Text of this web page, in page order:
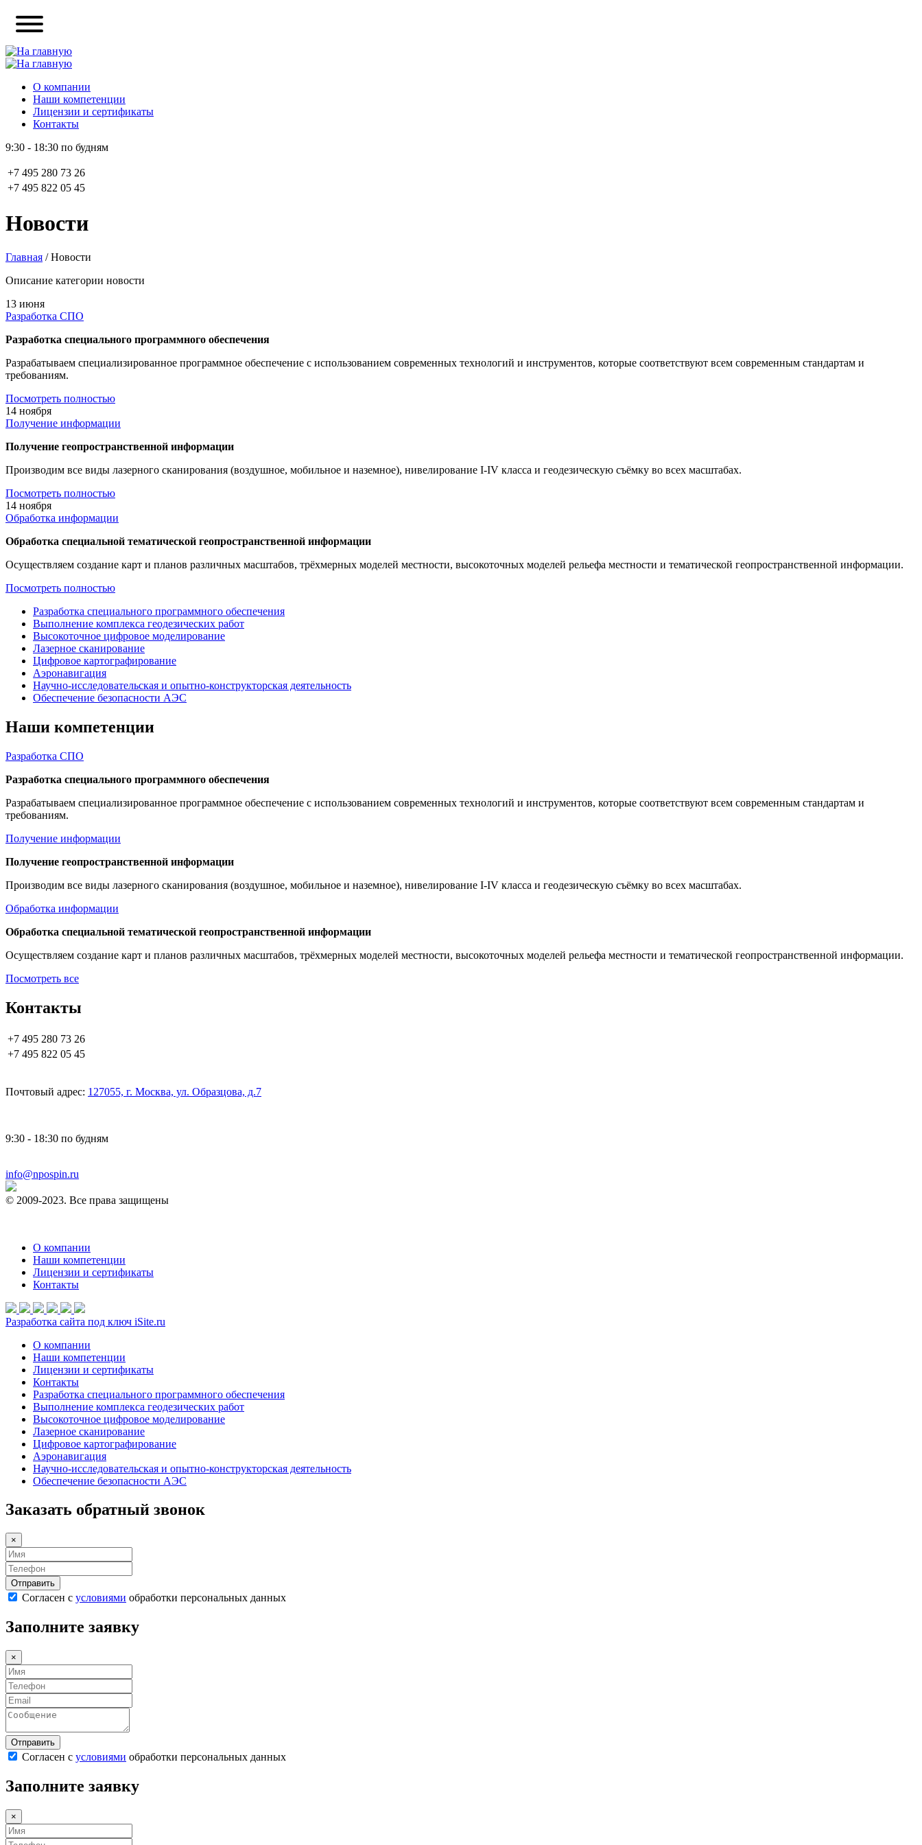
О компании
Наши компетенции
Лицензии и сертификаты
Контакты
9:30 - 18:30 по будням
+7 495 280 73 26
+7 495 822 05 45
Новости
Главная /Новости
Описание категории новости
13 июня
Разработка СПО
Разработка специального программного обеспечения
Разрабатываем специализированное программное обеспечение с использованием современных технологий и инструментов, которые соответствуют всем современным стандартам и
требованиям.
Посмотреть полностью
14 ноября
Получение информации
Получение геопространственной информации
Производим все виды лазерного сканирования (воздушное, мобильное и наземное), нивелирование I-IV класса и геодезическую съёмку во всех масштабах.
Посмотреть полностью
14 ноября
Обработка информации
Обработка специальной тематической геопространственной информации
Осуществляем создание карт и планов различных масштабов, трёхмерных моделей местности, высокоточных моделей рельефа местности и тематической геопространственной информации.
Посмотреть полностью
Разработка специального программного обеспечения
Выполнение комплекса геодезических работ
Высокоточное цифровое моделирование
Лазерное сканирование
Цифровое картографирование
Аэронавигация
Научно-исследовательская и опытно-конструкторская деятельность
Обеспечение безопасности АЭС
Наши компетенции
Разработка СПО
Разработка специального программного обеспечения
Разрабатываем специализированное программное обеспечение с использованием современных технологий и инструментов, которые соответствуют всем современным стандартам и
требованиям.
Получение информации
Получение геопространственной информации
Производим все виды лазерного сканирования (воздушное, мобильное и наземное), нивелирование I-IV класса и геодезическую съёмку во всех масштабах.
Обработка информации
Обработка специальной тематической геопространственной информации
Осуществляем создание карт и планов различных масштабов, трёхмерных моделей местности, высокоточных моделей рельефа местности и тематической геопространственной информации.
Посмотреть все
Контакты
+7 495 280 73 26
+7 495 822 05 45
Почтовый адрес: 127055, г. Москва, ул. Образцова, д.7
9:30 - 18:30 по будням
info@npospin.ru
© 2009-2023. Все права защищены
О компании
Наши компетенции
Лицензии и сертификаты
Контакты
Разработка сайта под ключ iSite.ru
О компании
Наши компетенции
Лицензии и сертификаты
Контакты
Разработка специального программного обеспечения
Выполнение комплекса геодезических работ
Высокоточное цифровое моделирование
Лазерное сканирование
Цифровое картографирование
Аэронавигация
Научно-исследовательская и опытно-конструкторская деятельность
Обеспечение безопасности АЭС
Заказать обратный звонок
×
Согласен с условиями обработки персональных данных
Заполните заявку
×
Согласен с условиями обработки персональных данных
Заполните заявку
×